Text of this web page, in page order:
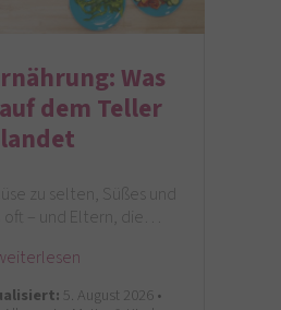
Was
dem Teller
landet
zu selten, Süßes und
oft – und Eltern, die…
5. August 2026 •